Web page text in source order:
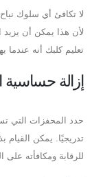
لا تكافئ أي سلوك نباح
لأن هذا يمكن أن
تعليم كلبك أنه عندما
إزالة
حدد المحفزات التي
تدريجيًا. يمكن
للرقابة ومكافأته على